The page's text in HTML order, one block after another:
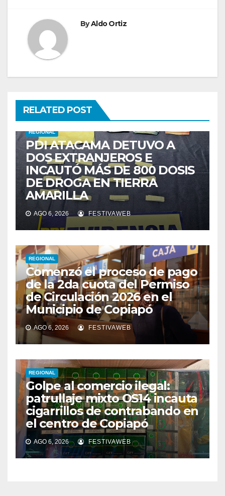
ByAldo Ortiz
RELATED POST
REGIONAL
PDI ATACAMA DETUVO A
DOS EXTRANJEROS E
INCAUTÓ MÁS DE 800 DOSIS
DE DROGA EN TIERRA
AMARILLA
AGO 6, 2026 FESTIVAWEB
REGIONAL
Comenzó el proceso de pago
de la 2da cuota del Permiso
de Circulación 2026 en el
Municipio de Copiapó
AGO 6, 2026 FESTIVAWEB
REGIONAL
Golpe al comercio ilegal:
patrullaje mixto OS14 incauta
cigarrillos de contrabando en
el centro de Copiapó
AGO 6, 2026 FESTIVAWEB